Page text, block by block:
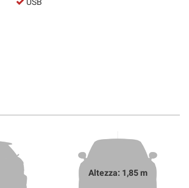
Altezza: 1,85 m